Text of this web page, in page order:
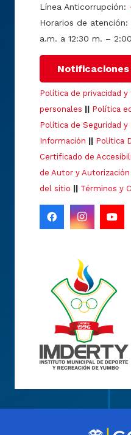
Línea Anticorrupción:
Horarios de
a.m. a 12:30 m. –
Política de privacidad
personales || Política
Política de Seguridad y
Información || Política
Certificado de
de Autor y
del sitio || Términos y